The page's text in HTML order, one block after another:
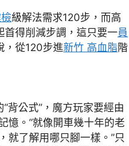
級解法需求120步，而高
首得削減步調，這只要一員
，從120步進新竹 高血脂階
背公式”，魔方玩家要經由
憶。“就像開車幾十年的老
就了解用哪只腳一樣。”只